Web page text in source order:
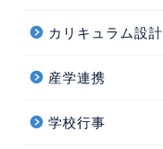
カリキュラム設計
産学連携
学校行事